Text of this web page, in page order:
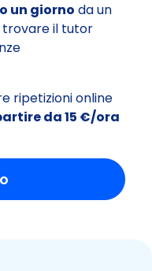
un giorno da un
il tutor
ripetizioni online
da 15 €/ora